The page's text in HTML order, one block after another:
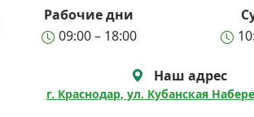
Рабочие дни
09:00 – 18:00
Наш адрес
г. Краснодар, ул. Кубанская